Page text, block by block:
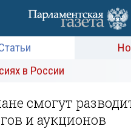
в России
смогут
и аукционов